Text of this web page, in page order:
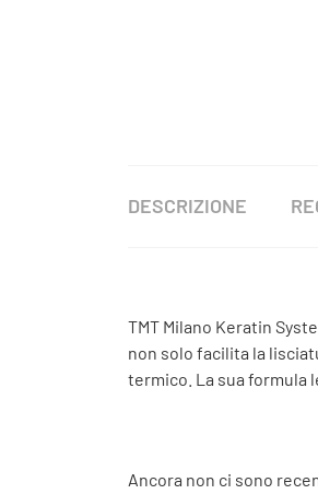
DESCRIZIONE
TMT Milano Keratin
non solo facilita la
termico. La sua formula
Ancora non ci sono